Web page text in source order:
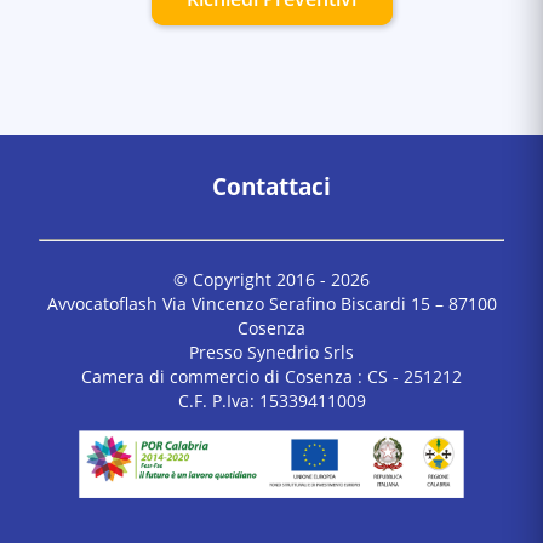
Contattaci
© Copyright 2016 - 2026
Avvocatoflash Via Vincenzo Serafino Biscardi 15 – 87100
Cosenza
Presso Synedrio Srls
Camera di commercio di Cosenza : CS - 251212
C.F. P.Iva: 15339411009